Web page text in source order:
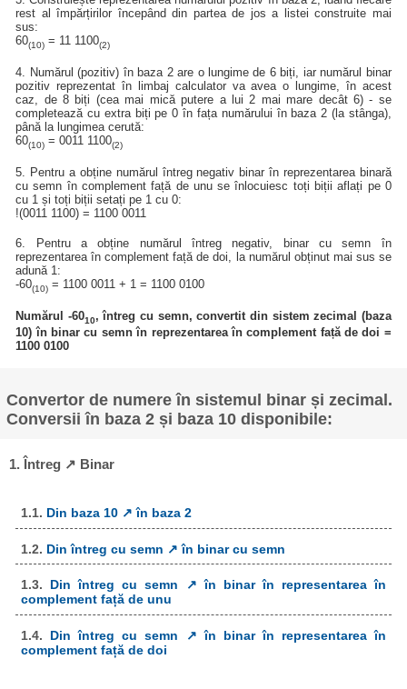
rest al împărțirilor începând din partea de jos a listei construite mai
sus:
60(10) = 11 1100(2)
4. Numărul (pozitiv) în baza 2 are o lungime de 6 biți, iar numărul binar
pozitiv reprezentat în limbaj calculator va avea o lungime, în acest
caz, de 8 biți (cea mai mică putere a lui 2 mai mare decât 6) - se
completează cu extra biți pe 0 în fața numărului în baza 2 (la stânga),
până la lungimea cerută:
60(10) = 0011 1100(2)
5. Pentru a obține numărul întreg negativ binar în reprezentarea binară
cu semn în complement față de unu se înlocuiesc toți biții aflați pe 0
cu 1 și toți biții setați pe 1 cu 0:
!(0011 1100) = 1100 0011
6. Pentru a obține numărul întreg negativ, binar cu semn în
reprezentarea în complement față de doi, la numărul obținut mai sus se
adună 1:
-60(10) = 1100 0011 + 1 = 1100 0100
Numărul -6010, întreg cu semn, convertit din sistem zecimal (baza
10) în binar cu semn în reprezentarea în complement față de doi =
1100 0100
Convertor de numere în sistemul binar și zecimal.
Conversii în baza 2 și baza 10 disponibile:
1. Întreg ↗ Binar
1.1. Din baza 10 ↗ în baza 2
1.2. Din întreg cu semn ↗ în binar cu semn
1.3. Din întreg cu semn ↗ în binar în representarea în
complement față de unu
1.4. Din întreg cu semn ↗ în binar în representarea în
complement față de doi